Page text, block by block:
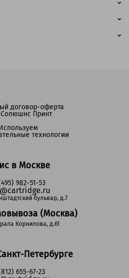
в Москве
982-51-53
бульвар, д.7
(Москва)
Корнилова, д.61
Петербурге
655-67-23
договор-оферта
Принт
технологии